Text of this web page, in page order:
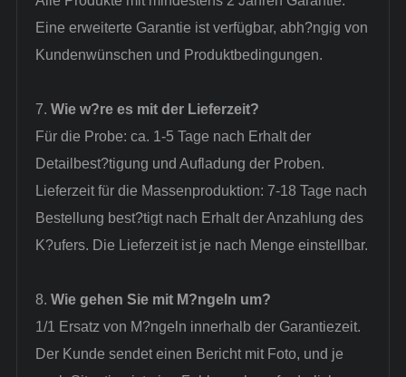
Eine erweiterte Garantie ist verfügbar, abh?ngig von
Kundenwünschen und Produktbedingungen.
7. Wie w?re es mit der Lieferzeit?
Für die Probe: ca. 1-5 Tage nach Erhalt der
Detailbest?tigung und Aufladung der Proben.
Lieferzeit für die Massenproduktion: 7-18 Tage nach
Bestellung best?tigt nach Erhalt der Anzahlung des
K?ufers. Die Lieferzeit ist je nach Menge einstellbar.
8. Wie gehen Sie mit M?ngeln um?
1/1 Ersatz von M?ngeln innerhalb der Garantiezeit.
Der Kunde sendet einen Bericht mit Foto, und je